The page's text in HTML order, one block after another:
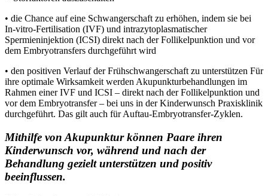
• die Chance auf eine Schwangerschaft zu erhöhen, indem sie bei
In-vitro-Fertilisation (IVF) und intrazytoplasmatischer
Spermieninjektion (ICSI) direkt nach der Follikelpunktion und vor
dem Embryotransfers durchgeführt wird
• den positiven Verlauf der Frühschwangerschaft zu unterstützen Für
ihre optimale Wirksamkeit werden Akupunkturbehandlungen im
Rahmen einer IVF und ICSI – direkt nach der Follikelpunktion und
vor dem Embryotransfer – bei uns in der Kinderwunsch Praxisklinik
durchgeführt. Das gilt auch für Auftau-Embryotransfer-Zyklen.
Mithilfe von Akupunktur können Paare ihren
Kinderwunsch vor, während und nach der
Behandlung gezielt unterstützen und positiv
beeinflussen.